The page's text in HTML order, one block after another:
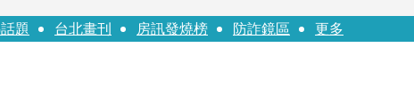
預算」 盼在野三思：改凍結處理受質疑項目
題 台北畫刊 房訊發燒榜 防詐鏡區 更多